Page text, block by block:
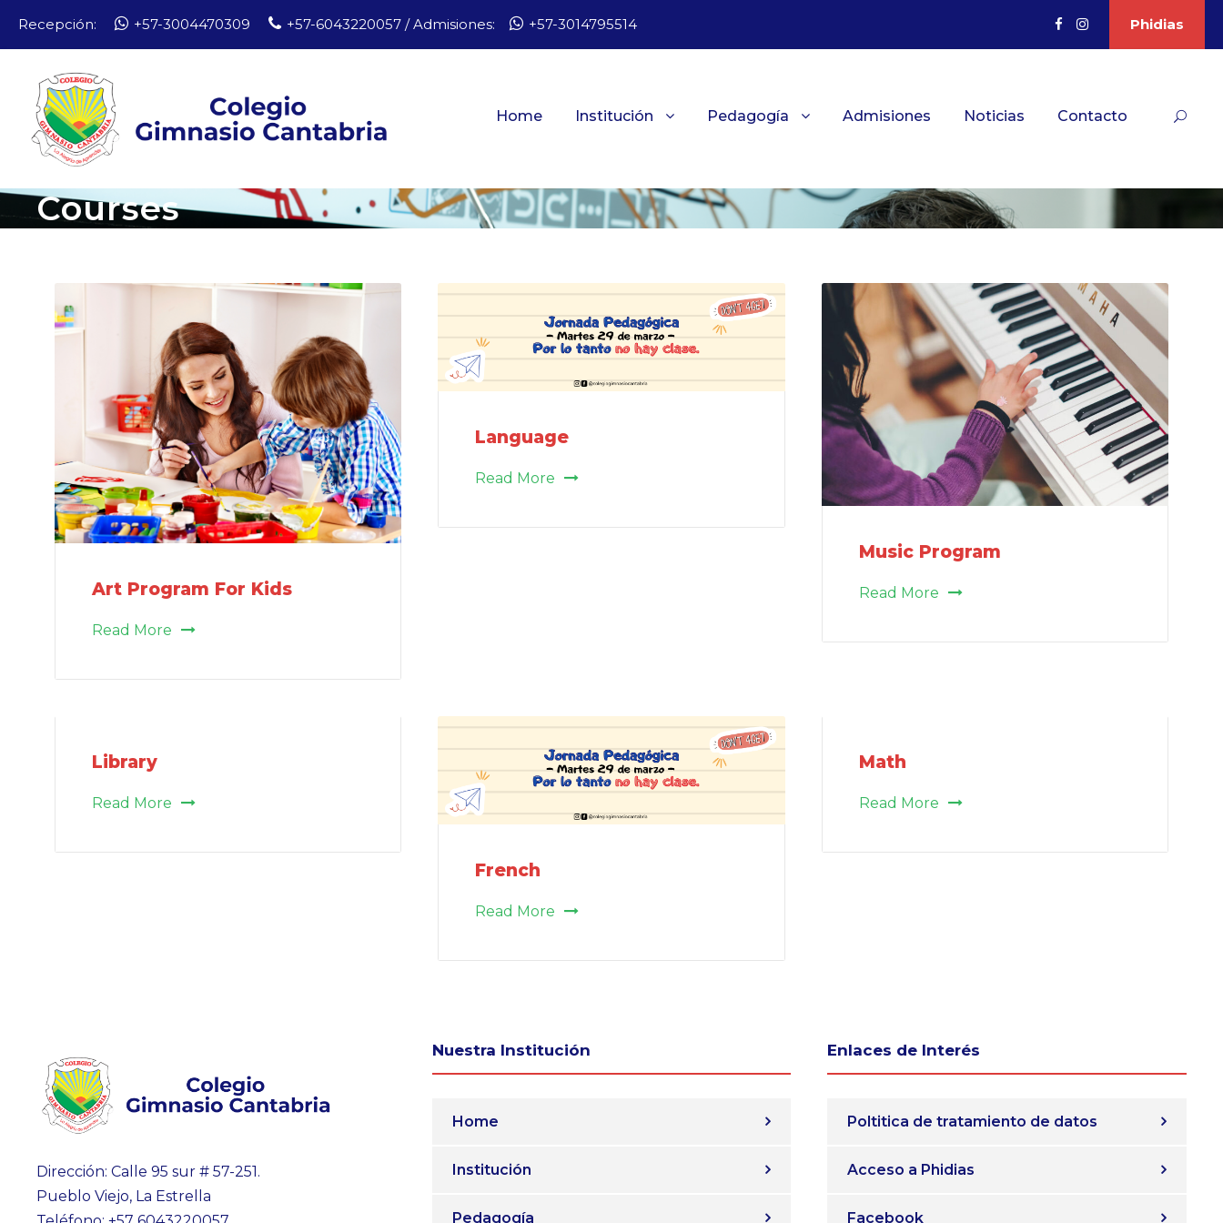
Recepción: +57-3004470309 +57-6043220057 / Admisiones: +57-3014795514 Phidias
Home Institución Pedagogía Admisiones Noticias Contacto
Courses
Art Program For Kids
Read More
Language
Read More
Music Program
Read More
Library
Read More
French
Read More
Math
Read More
Dirección: Calle 95 sur # 57-251.
Pueblo Viejo, La Estrella
Nuestra Institución
Home
Institución
Pedagogía
Enlaces de Interés
Poltitica de tratamiento de datos
Acceso a Phidias
Facebook